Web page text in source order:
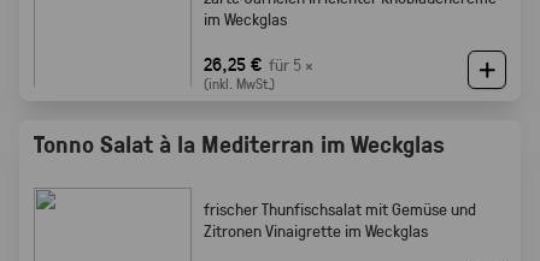
im Weckglas
26,25 € für 5 ×
(inkl. MwSt.)
Tonno Salat à la Mediterran im Weckglas
frischer Thunfischsalat mit Gemüse und
Zitronen Vinaigrette im Weckglas